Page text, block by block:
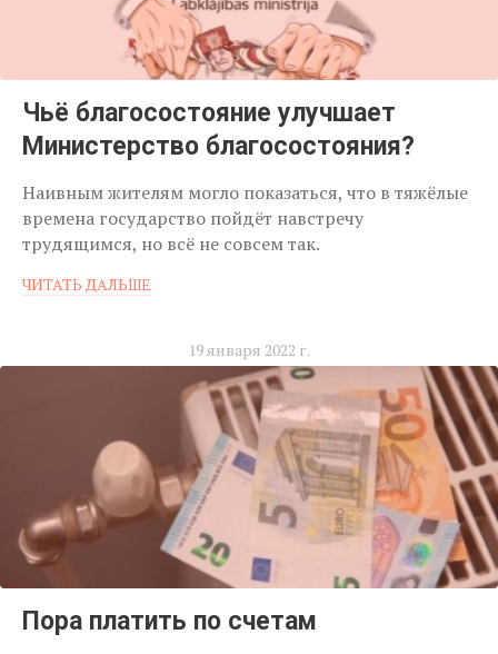
Чьё благосостояние улучшает
Министерство благосостояния?
Наивным жителям могло показаться, что в тяжёлые
времена государство пойдёт навстречу
трудящимся, но всё не совсем так.
ЧИТАТЬ ДАЛЬШЕ
19 января 2022 г.
Пора платить по счетам